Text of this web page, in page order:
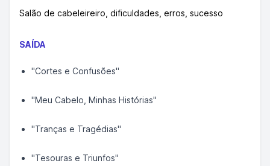
Salão de cabeleireiro, dificuldades, erros, sucesso
SAÍDA
"Cortes e Confusões"
"Meu Cabelo, Minhas Histórias"
"Tranças e Tragédias"
"Tesouras e Triunfos"